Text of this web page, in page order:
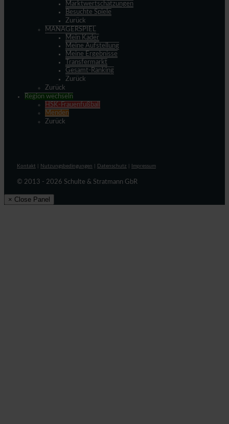
Marktwertschätzungen
Besuchte Spiele
Zurück
MANAGERSPIEL
Mein Kader
Meine Aufstellung
Meine Ergebnisse
Transfermarkt
Gesamt-Ranking
Zurück
Zurück
Region wechseln
HSK-Frauenfußball
Menden
Zurück
Kontakt Nutzungsbedingungen Datenschutz Impressum
© 2013 - 2026 Schulte & Stratmann GbR
× Close Panel